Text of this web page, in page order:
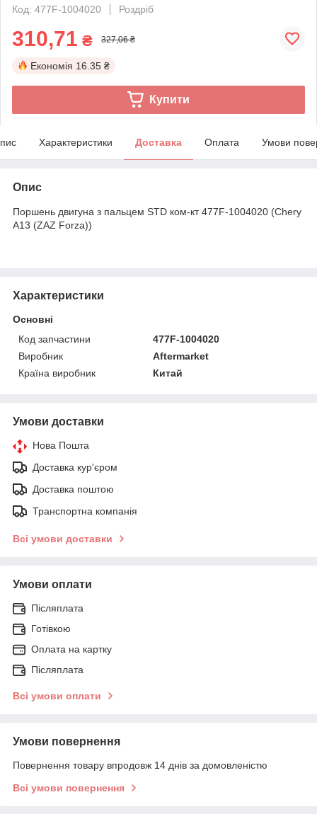
Код: 477F-1004020
Роздріб
310,71 ₴ 327,06 ₴
Економія 16.35 ₴
Купити
Характеристики Доставка Оплата Умови
Опис
Поршень двигуна з пальцем STD ком-кт 477F-1004020 (Chery
A13 (ZAZ Forza))
Характеристики
Основні
Код запчастини
477F-1004020
Виробник
Aftermarket
Країна виробник
Китай
Умови доставки
Нова Пошта
Доставка кур'єром
Доставка поштою
Транспортна компанія
Всі умови доставки
Умови оплати
Післяплата
Готівкою
Оплата на картку
Післяплата
Всі умови оплати
Умови повернення
Повернення товару впродовж 14 днів за домовленістю
Всі умови повернення